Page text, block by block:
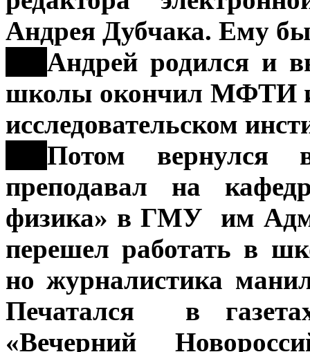
Андрея Дубчака. Ему
Андрей родился и
школы окончил МФТИ и
исследовательском
Потом вернулся
преподавал на
физика» в ГМУ им
перешел работать в
но журналистика
Печатался в
«Вечерний